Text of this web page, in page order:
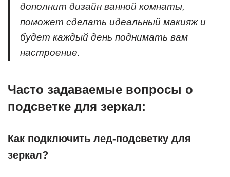
дополнит дизайн ванной комнаты,
поможет сделать идеальный макияж и
будет каждый день поднимать вам
настроение.
Часто задаваемые вопросы о
подсветке для зеркал:
Как подключить лед-подсветку для
зеркал?